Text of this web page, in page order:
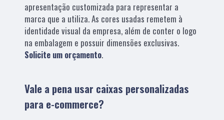
apresentação customizada para representar a
marca que a utiliza. As cores usadas remetem à
identidade visual da empresa, além de conter o logo
na embalagem e possuir dimensões exclusivas.
Solicite um orçamento.
Vale a pena usar caixas personalizadas
para e-commerce?